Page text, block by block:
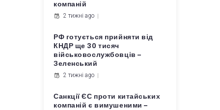
компаній
2 тижні ago
РФ готується прийняти від
КНДР ще 30 тисяч
військовослужбовців –
Зеленський
2 тижні ago
Санкції ЄС проти китайських
компаній є вимушеними –